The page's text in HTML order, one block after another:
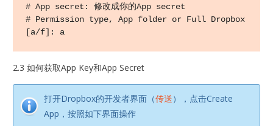
# App secret: 修改成你的App secret
# Permission type, App folder or Full Dropbox
[a/f]: a
2.3 如何获取App Key和App Secret
打开Dropbox的开发者界面（传送），点击Create
App，按照如下界面操作